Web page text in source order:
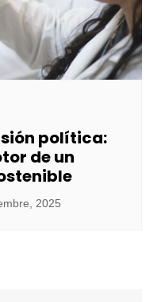
política:
de un
2025